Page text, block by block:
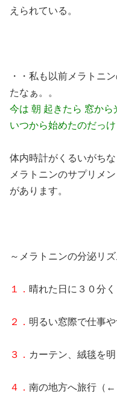
えられている。
・・私も以前メラトニ
たなぁ。。
今は 朝 起きたら 窓から
いつから始めたのだっ
体内時計がくるいがち
メラトニンのサプリメ
があります。
～メラトニンの分泌リ
１． 晴れた日に３０分
２． 明るい窓際で仕事
３． カーテン、絨毯を
４． 南の地方へ旅行（←